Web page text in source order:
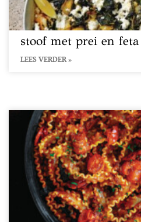
stoof met prei en feta
LEES VERDER »